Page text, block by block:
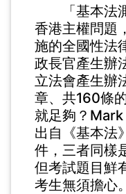
「基本法測
香港主權問題
施的全國性法
政長官產生辦
立法會產生辦
章、共160條
就足夠？
出自《基本法
件，三者同樣
但考試題目鮮
考生無須擔心